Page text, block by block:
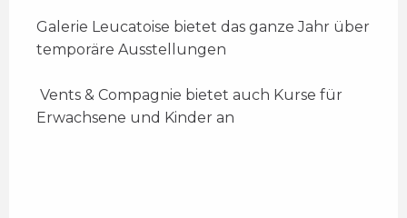
Galerie Leucatoise bietet das ganze Jahr über
temporäre Ausstellungen
Erwachsene und Kinder an